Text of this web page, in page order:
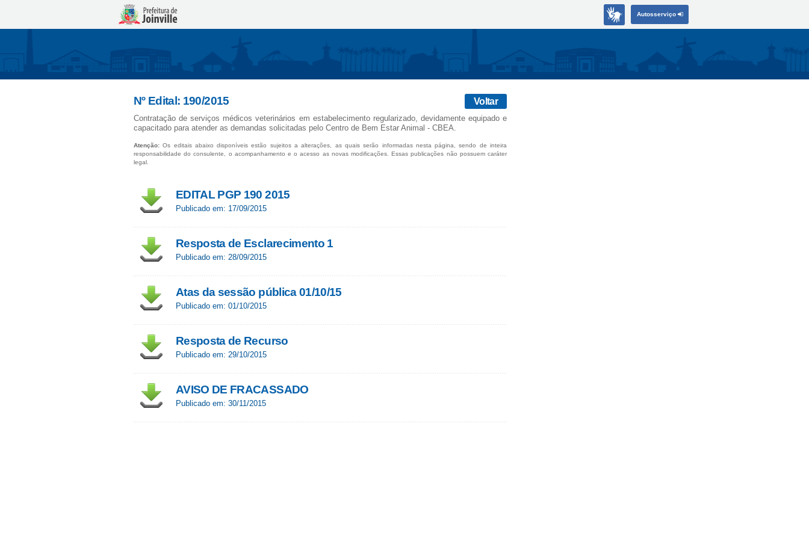
Autosserviço
Nº Edital: 190/2015 Voltar
Contratação de serviços médicos veterinários em estabelecimento regularizado, devidamente equipado e
capacitado para atender as demandas solicitadas pelo Centro de Bem Estar Animal - CBEA.
Atenção: Os editais abaixo disponíveis estão sujeitos a alterações, as quais serão informadas nesta página, sendo de inteira
responsabilidade do consulente, o acompanhamento e o acesso as novas modificações. Essas publicações não possuem caráter
legal.
EDITAL PGP 190 2015
Publicado em: 17/09/2015
Resposta de Esclarecimento 1
Publicado em: 28/09/2015
Atas da sessão pública 01/10/15
Publicado em: 01/10/2015
Resposta de Recurso
Publicado em: 29/10/2015
AVISO DE FRACASSADO
Publicado em: 30/11/2015